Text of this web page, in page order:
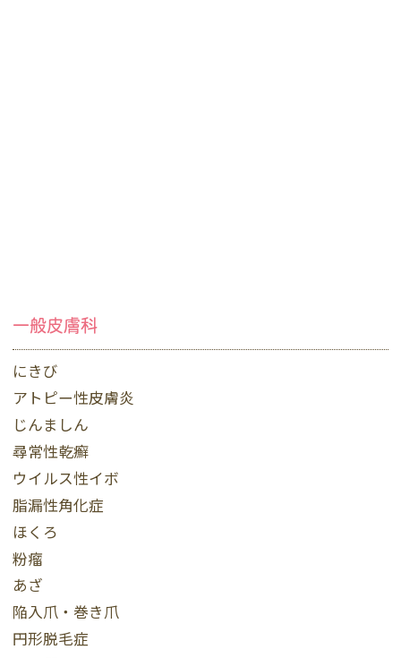
一般皮膚科
にきび
アトピー性皮膚炎
じんましん
尋常性乾癬
ウイルス性イボ
脂漏性角化症
ほくろ
粉瘤
あざ
陥入爪・巻き爪
円形脱毛症